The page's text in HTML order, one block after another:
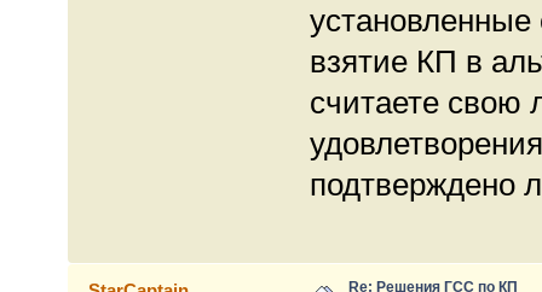
взятие КП в
считаете свою
подтверждено
Re: Решения ГСС по КП